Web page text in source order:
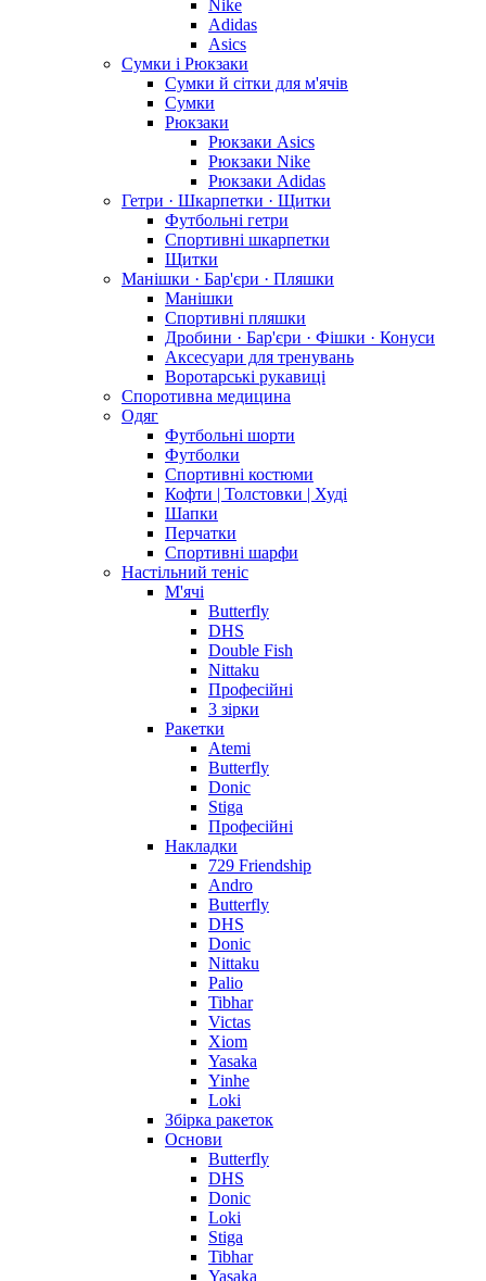
Nike
Adidas
Asics
Сумки і Рюкзаки
Сумки й сітки для м'ячів
Сумки
Рюкзаки
Рюкзаки Asics
Рюкзаки Nike
Рюкзаки Adidas
Гетри · Шкарпетки · Щитки
Футбольні гетри
Спортивні шкарпетки
Щитки
Манішки · Бар'єри · Пляшки
Манішки
Спортивні пляшки
Дробини · Бар'єри · Фішки · Конуси
Аксесуари для тренувань
Воротарські рукавиці
Споротивна медицина
Одяг
Футбольні шорти
Футболки
Спортивні костюми
Кофти | Толстовки | Худі
Шапки
Перчатки
Спортивні шарфи
Настільний теніс
М'ячі
Butterfly
DHS
Double Fish
Nittaku
Професійні
3 зірки
Ракетки
Atemi
Butterfly
Donic
Stiga
Професійні
Накладки
729 Friendship
Andro
Butterfly
DHS
Donic
Nittaku
Palio
Tibhar
Victas
Xiom
Yasaka
Yinhe
Loki
Збірка ракеток
Основи
Butterfly
DHS
Donic
Loki
Stiga
Tibhar
Yasaka